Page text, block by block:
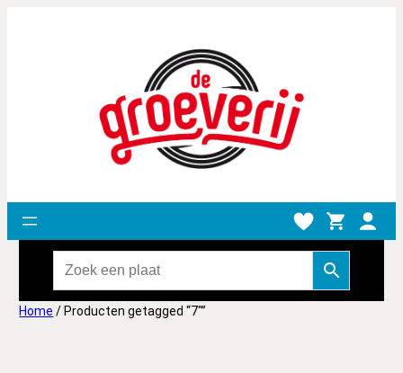
Home / Producten getagged “7"”